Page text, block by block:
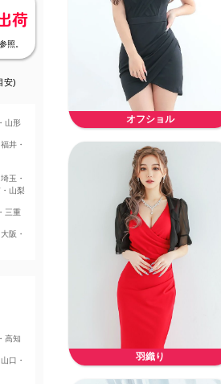
荷
照。
安)
山形
井・
玉・
山梨
三重
阪・
高知
口・
オフショル
羽織り